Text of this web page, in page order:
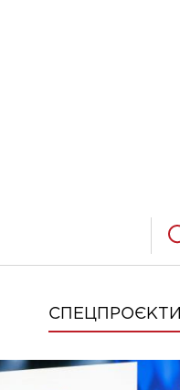
СПЕЦПРОЄКТИ